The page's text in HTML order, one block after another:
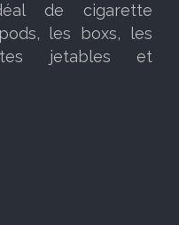
de cigarette
les boxs, les
jetables et